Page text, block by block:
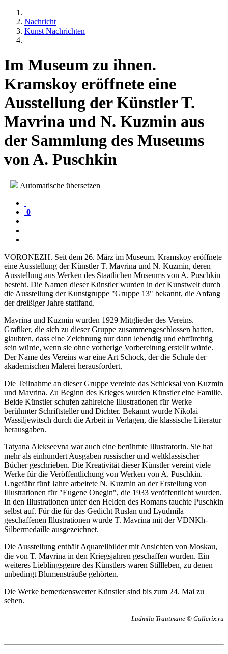
Nachricht
Kunst Nachrichten
Im Museum zu ihnen.
Kramskoy eröffnete eine
Ausstellung der Künstler T.
Mavrina und N. Kuzmin aus
der Sammlung des Museums
von A. Puschkin
Automatische übersetzen
0
VORONEZH. Seit dem 26. März im Museum. Kramskoy eröffnete
eine Ausstellung der Künstler T. Mavrina und N. Kuzmin, deren
Ausstellung aus Werken des Staatlichen Museums von A. Puschkin
besteht. Die Namen dieser Künstler wurden in der Kunstwelt durch
die Ausstellung der Kunstgruppe "Gruppe 13" bekannt, die Anfang
der dreißiger Jahre stattfand.
Mavrina und Kuzmin wurden 1929 Mitglieder des Vereins.
Grafiker, die sich zu dieser Gruppe zusammengeschlossen hatten,
glaubten, dass eine Zeichnung nur dann lebendig und ehrfürchtig
sein würde, wenn sie ohne vorherige Vorbereitung erstellt würde.
Der Name des Vereins war eine Art Schock, der die Schule der
akademischen Malerei herausfordert.
Die Teilnahme an dieser Gruppe vereinte das Schicksal von Kuzmin
und Mavrina. Zu Beginn des Krieges wurden Künstler eine Familie.
Beide Künstler schufen zahlreiche Illustrationen für Werke
berühmter Schriftsteller und Dichter. Bekannt wurde Nikolai
Wassiljewitsch durch die Arbeit in Verlagen, die klassische Literatur
herausgaben.
Tatyana Alekseevna war auch eine berühmte Illustratorin. Sie hat
mehr als einhundert Ausgaben russischer und weltklassischer
Bücher geschrieben. Die Kreativität dieser Künstler vereint viele
Werke für die Veröffentlichung von Werken von A. Puschkin.
Ungefähr fünf Jahre arbeitete N. Kuzmin an der Erstellung von
Illustrationen für "Eugene Onegin", die 1933 veröffentlicht wurden.
In den Illustrationen unter den Helden des Romans tauchte Puschkin
selbst auf. Für die für das Gedicht Ruslan und Lyudmila
geschaffenen Illustrationen wurde T. Mavrina mit der VDNKh-
Silbermedaille ausgezeichnet.
Die Ausstellung enthält Aquarellbilder mit Ansichten von Moskau,
die von T. Mavrina in den Kriegsjahren geschaffen wurden. Ein
weiteres Lieblingsgenre des Künstlers waren Stillleben, zu denen
unbedingt Blumensträuße gehörten.
Die Werke bemerkenswerter Künstler sind bis zum 24. Mai zu
sehen.
Ludmila Trautmane © Gallerix.ru